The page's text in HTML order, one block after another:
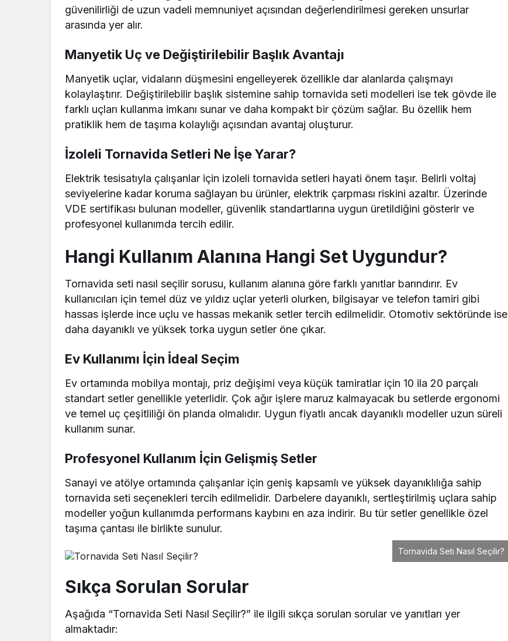
güvenilirliği de uzun vadeli memnuniyet açısından değerlendirilmesi gereken unsurlar
arasında yer alır.
Manyetik Uç ve Değiştirilebilir Başlık Avantajı
Manyetik uçlar, vidaların düşmesini engelleyerek özellikle dar alanlarda çalışmayı
kolaylaştırır. Değiştirilebilir başlık sistemine sahip tornavida seti modelleri ise tek gövde ile
farklı uçları kullanma imkanı sunar ve daha kompakt bir çözüm sağlar. Bu özellik hem
pratiklik hem de taşıma kolaylığı açısından avantaj oluşturur.
İzoleli Tornavida Setleri Ne İşe Yarar?
Elektrik tesisatıyla çalışanlar için izoleli tornavida setleri hayati önem taşır. Belirli voltaj
seviyelerine kadar koruma sağlayan bu ürünler, elektrik çarpması riskini azaltır. Üzerinde
VDE sertifikası bulunan modeller, güvenlik standartlarına uygun üretildiğini gösterir ve
profesyonel kullanımda tercih edilir.
Hangi Kullanım Alanına Hangi Set Uygundur?
Tornavida seti nasıl seçilir sorusu, kullanım alanına göre farklı yanıtlar barındırır. Ev
kullanıcıları için temel düz ve yıldız uçlar yeterli olurken, bilgisayar ve telefon tamiri gibi
hassas işlerde ince uçlu ve hassas mekanik setler tercih edilmelidir. Otomotiv sektöründe ise
daha dayanıklı ve yüksek torka uygun setler öne çıkar.
Ev Kullanımı İçin İdeal Seçim
Ev ortamında mobilya montajı, priz değişimi veya küçük tamiratlar için 10 ila 20 parçalı
standart setler genellikle yeterlidir. Çok ağır işlere maruz kalmayacak bu setlerde ergonomi
ve temel uç çeşitliliği ön planda olmalıdır. Uygun fiyatlı ancak dayanıklı modeller uzun süreli
kullanım sunar.
Profesyonel Kullanım İçin Gelişmiş Setler
Sanayi ve atölye ortamında çalışanlar için geniş kapsamlı ve yüksek dayanıklılığa sahip
tornavida seti seçenekleri tercih edilmelidir. Darbelere dayanıklı, sertleştirilmiş uçlara sahip
modeller yoğun kullanımda performans kaybını en aza indirir. Bu tür setler genellikle özel
taşıma çantası ile birlikte sunulur.
Tornavida Seti Nasıl Seçilir?
Sıkça Sorulan Sorular
Aşağıda “Tornavida Seti Nasıl Seçilir?” ile ilgili sıkça sorulan sorular ve yanıtları yer
almaktadır: